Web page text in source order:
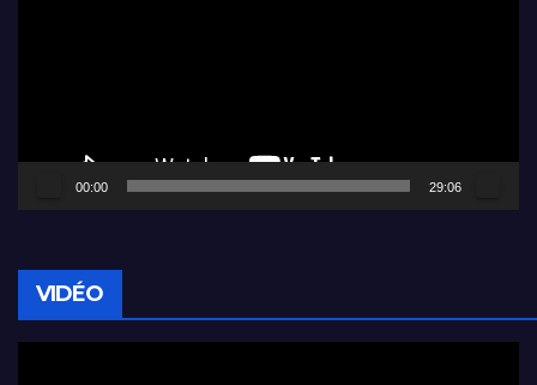
00:00 29:06
VIDÉO